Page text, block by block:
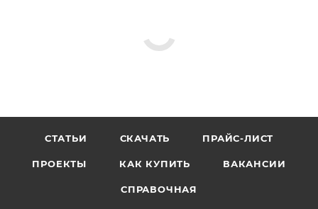
большим усилием при открывании/закрывании с
СТАТЬИ СКАЧАТЬ ПРАЙС-ЛИСТ
ПРОЕКТЫ КАК КУПИТЬ ВАКАНСИИ
СПРАВОЧНАЯ